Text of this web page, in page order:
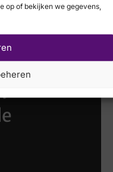
op of bekijken we gegevens,